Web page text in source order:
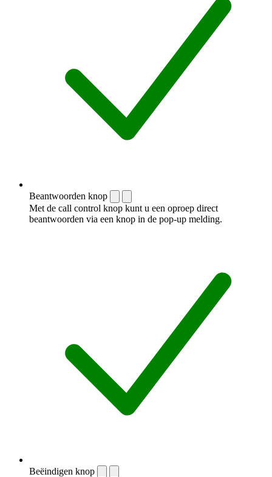
Beantwoorden knop
Met de call control knop kunt u een oproep direct
beantwoorden via een knop in de pop-up melding.
Beëindigen knop